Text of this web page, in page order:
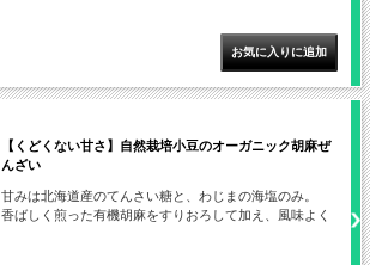
【くどくない甘さ】自然栽培小豆のオーガニック胡麻ぜ
んざい
甘みは北海道産のてんさい糖と、わじまの海塩のみ。
香ばしく煎った有機胡麻をすりおろして加え、風味よく